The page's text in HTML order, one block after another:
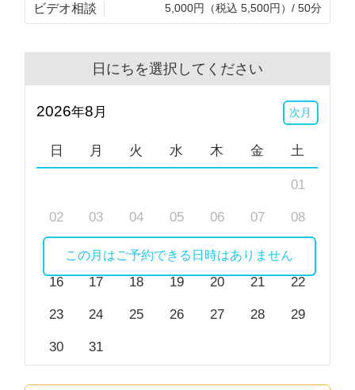
ビデオ相談 5,000円（税込 5,500円）/ 50分
日にちを選択してください
2026年8 月 次月
日 月 火 水 木 金 土
01
02 03 04 05 06 07 08
10 11 12 13 14
16 17 18 19 20 21 22
23 24 25 26 27 28 29
30 31
この月はご予約できる日時はありません